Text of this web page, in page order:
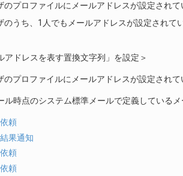
のプロファイルにメールアドレスが設定され
のうち、1人でもメールアドレスが設定され
アドレスを表す置換文字列」を設定＞
のプロファイルにメールアドレスが設定され
ル時点のシステム標準メールで定義している
頼
果通知
頼
頼